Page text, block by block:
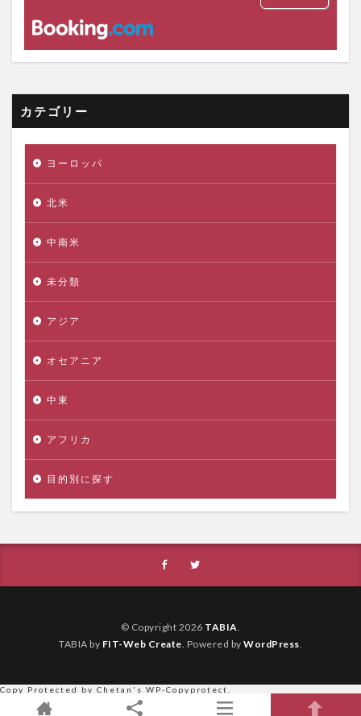
カテゴリー
ヨーロッパ
北米
中南米
未分類
アジア
オセアニア
中東
アフリカ
目的別に探す
© Copyright 2026 TABIA.
TABIA by FIT-Web Create. Powered by WordPress.
Copy Protected by Chetan 's WP-Copyprotect